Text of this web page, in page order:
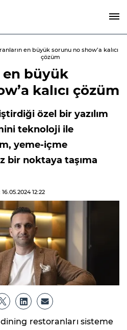
en büyük sorunu no show’a kalıcı
çözüm
en büyük
kalıcı çözüm
özel bir yazılım
teknoloji ile
yeme-içme
bir noktaya taşıma
16.05.202412:22
dining restoranları sisteme